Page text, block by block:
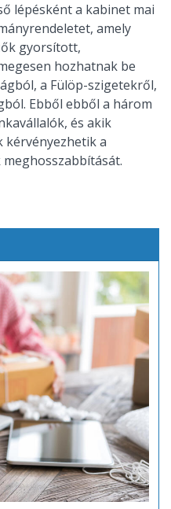
lépésként a kabinet mai
amely
gyorsított,
hozhatnak be
a Fülöp-szigetekről,
Ebből ebből a három
és akik
kérvényezhetik a